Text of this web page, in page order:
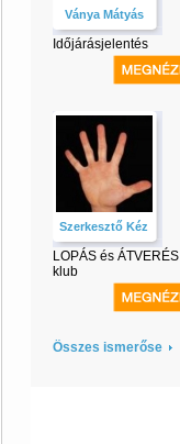
Ványa Mátyás
Időjárásjelentés
Szerkesztő Kéz
LOPÁS és ÁTVERÉS
klub
Összes ismerőse